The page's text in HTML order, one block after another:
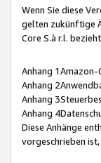
Wenn Sie diese
gelten zukünftige
Core S.à r.l.
Anhang 1Amazon-
Anhang
Anhang
Anhang
Diese Anhänge
vorgeschrieben